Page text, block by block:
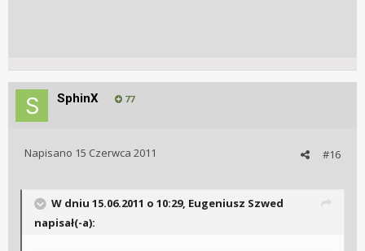
SphinX 77
#16
Napisano 15 Czerwca 2011
W dniu 15.06.2011 o 10:29, Eugeniusz Szwed
napisał(-a):